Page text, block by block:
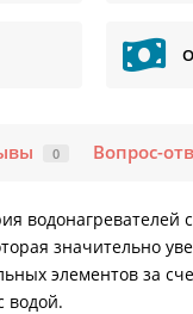
0 Вопрос-
водонагревателей
значительно
элементов за
водой.